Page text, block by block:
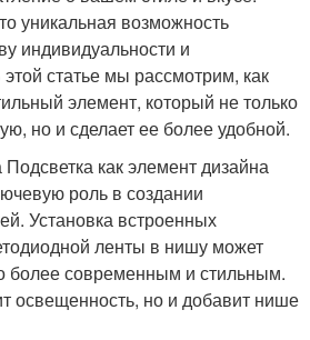
уникальная возможность
индивидуальности и
статье мы рассмотрим, как
элемент, который не только
но и сделает ее более удобной.
как элемент дизайна
роль в создании
Установка встроенных
ленты в нишу может
более современным и стильным.
освещенность, но и добавит нише